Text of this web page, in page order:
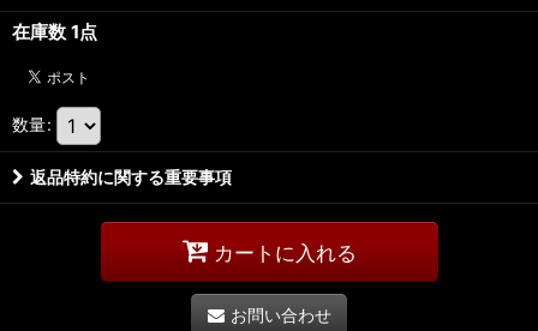
在庫数 1点
数量:
返品特約に関する重要事項
カートに入れる
お問い合わせ